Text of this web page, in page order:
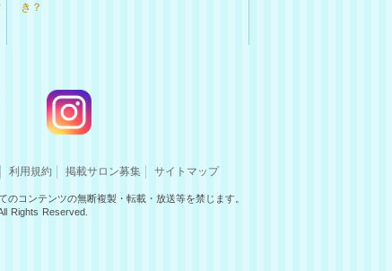
き？
利用規約 掲載サロン募集 サイトマップ
コンテンツの無断複製・転載・放送等を禁じます。
Rights Reserved.